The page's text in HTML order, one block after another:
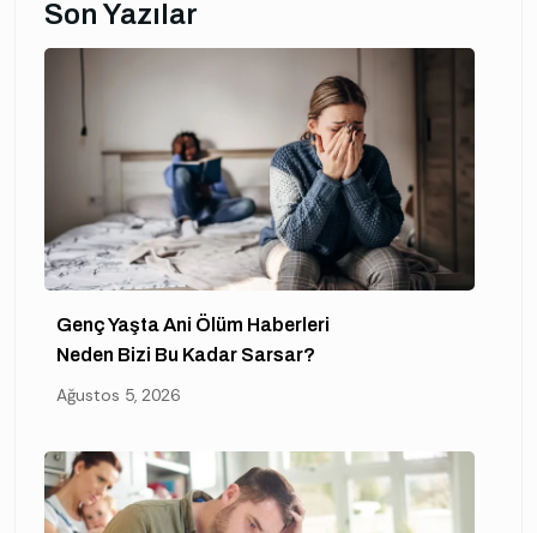
Son Yazılar
Genç Yaşta Ani Ölüm Haberleri
Neden Bizi Bu Kadar Sarsar?
Ağustos 5, 2026